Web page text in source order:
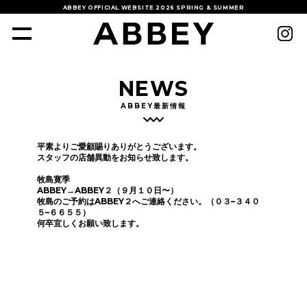
ABBEY OFFICIAL WEBSITE 2026 SPRING & SUMMER
NEWS
ABBEY最新情報
平素よりご愛顧賜りありがとうございます。
スタッフの店舗異動をお知らせ致します。
牧島寛季
ABBEY→ABBEY２（９月１０日〜）
牧島のご予約はABBEY２へご連絡ください。（０３–３４０
５–６６５５）
何卒宜しくお願い致します。